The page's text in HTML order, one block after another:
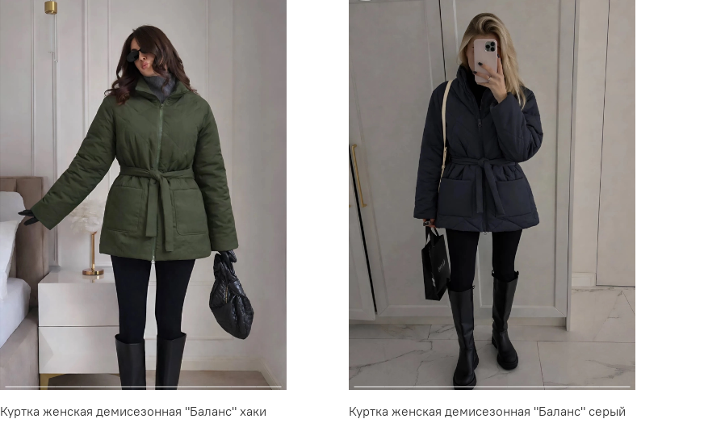
Куртка женская демисезонная "Баланс" хаки Куртка женская демисезонная "Баланс" серый